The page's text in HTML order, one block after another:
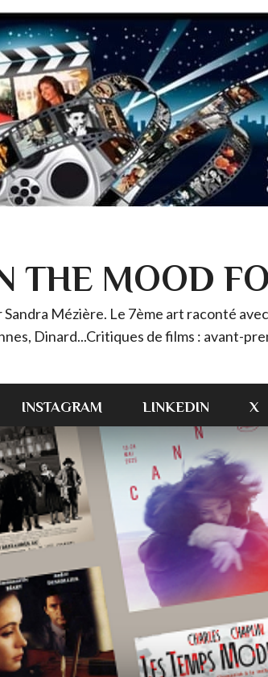
THE MOOD
Sandra Mézière. Le 7ème art raconté
Dinard...Critiques de films : avant-
INSTAGRAM LINKEDIN X